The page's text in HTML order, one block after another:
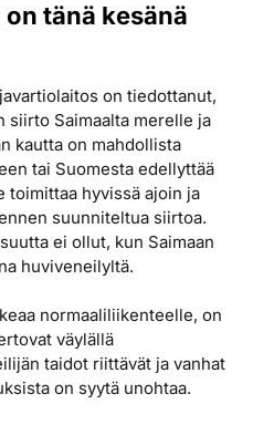
tänä kesänä
on tiedottanut,
siirto Saimaalta merelle ja
kautta on mahdollista
tai Suomesta edellyttää
toimittaa hyvissä ajoin ja
suunniteltua siirtoa.
ei ollut, kun Saimaan
huviveneilyltä.
normaaliliikenteelle, on
väylällä
taidot riittävät ja vanhat
on syytä unohtaa.